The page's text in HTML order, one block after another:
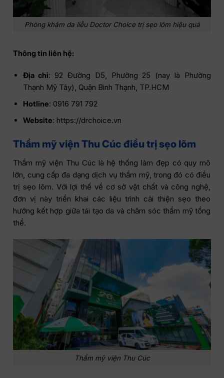
Phòng khám da liễu Doctor Choice trị sẹo lõm hiệu quả
Thông tin liên hệ:
Địa chỉ: 92 Đường D5, Phường 25 (nay là Phường
Thạnh Mỹ Tây), Quận Bình Thạnh, TP.HCM
Hotline: 0916 791 792
Website: https://drchoice.vn
Thẩm mỹ viện Thu Cúc điều trị sẹo lõm
Thẩm mỹ viện Thu Cúc là hệ thống làm đẹp có quy mô
lớn, cung cấp đa dạng dịch vụ thẩm mỹ, trong đó có điều
trị sẹo lõm. Với lợi thế về cơ sở vật chất và công nghệ,
đơn vị này triển khai các liệu trình cải thiện sẹo theo
hướng kết hợp giữa tái tạo da và chăm sóc thẩm mỹ tổng
thể.
Thẩm mỹ viện Thu Cúc